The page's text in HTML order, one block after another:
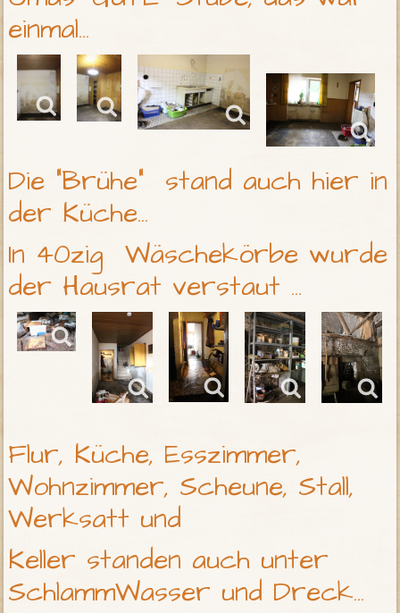
einmal...
Die "Brühe" stand auch hier in
der Küche...
In 40zig Wäschekörbe wurde
der Hausrat verstaut ...
Flur, Küche, Esszimmer,
Wohnzimmer, Scheune, Stall,
Werksatt und
Keller standen auch unter
SchlammWasser und Dreck...